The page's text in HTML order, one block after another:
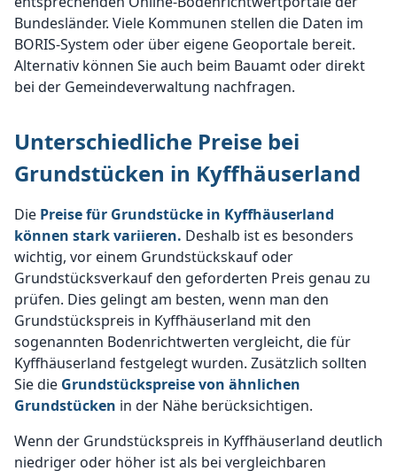
Bundesländer. Viele Kommunen stellen die Daten im
BORIS-System oder über eigene Geoportale bereit.
Alternativ können Sie auch beim Bauamt oder direkt
bei der Gemeindeverwaltung nachfragen.
Unterschiedliche Preise bei
Grundstücken in Kyffhäuserland
Die Preise für Grundstücke in Kyffhäuserland
können stark variieren. Deshalb ist es besonders
wichtig, vor einem Grundstückskauf oder
Grundstücksverkauf den geforderten Preis genau zu
prüfen. Dies gelingt am besten, wenn man den
Grundstückspreis in Kyffhäuserland mit den
sogenannten Bodenrichtwerten vergleicht, die für
Kyffhäuserland festgelegt wurden. Zusätzlich sollten
Sie die Grundstückspreise von ähnlichen
Grundstücken in der Nähe berücksichtigen.
Wenn der Grundstückspreis in Kyffhäuserland deutlich
niedriger oder höher ist als bei vergleichbaren